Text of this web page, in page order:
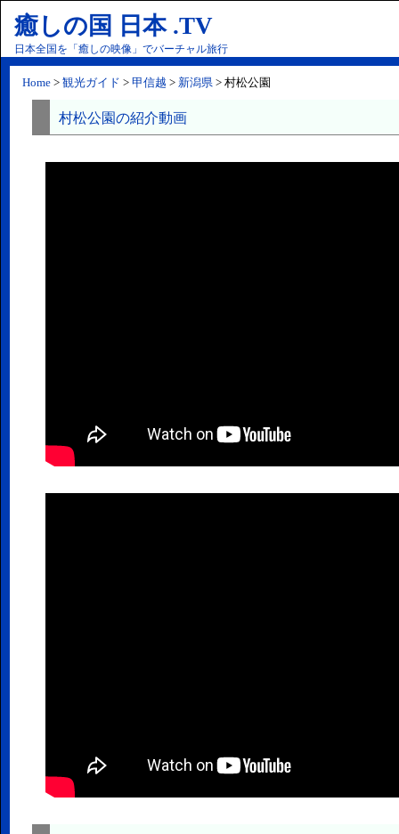
癒しの国 日本 .TV
日本全国を「癒しの映像」でバーチャル旅行
Home > 観光ガイド > 甲信越 > 新潟県 > 村松公園
村松公園の紹介動画